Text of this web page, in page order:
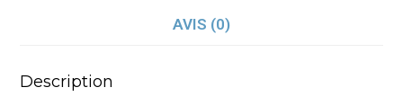
AVIS (0)
Description